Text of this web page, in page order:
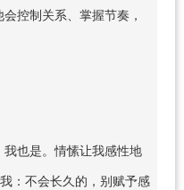
控制关系、掌握节奏，
也是。情愫让我感性地
：不会长久的，别赋予感